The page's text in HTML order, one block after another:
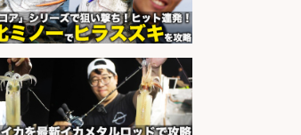
なめ×車通勤OK×時間選
県/志布志市
会社ホットスタッフ鹿児島
sponsored by 求人ボックス